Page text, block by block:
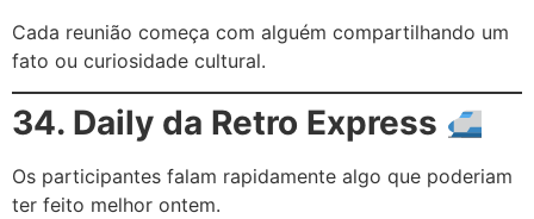
Cada reunião começa com alguém compartilhando um
fato ou curiosidade cultural.
34. Daily da Retro Express
Os participantes falam rapidamente algo que poderiam
ter feito melhor ontem.